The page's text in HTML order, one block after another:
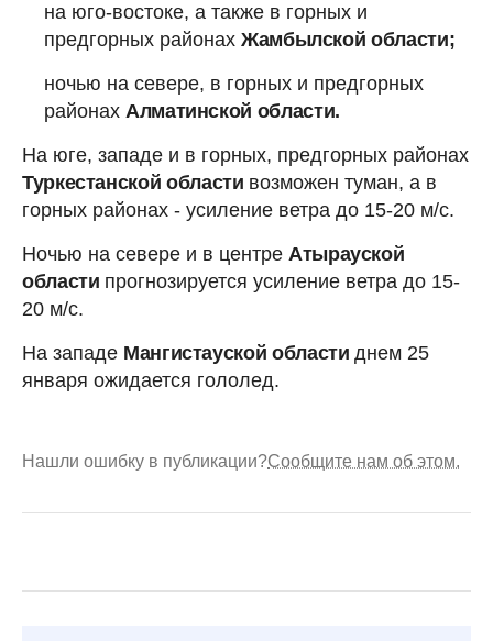
на юго-востоке, а также в горных и
предгорных районах Жамбылской области;
ночью на севере, в горных и предгорных
районах Алматинской области.
На юге, западе и в горных, предгорных районах
Туркестанской области возможен туман, а в
горных районах - усиление ветра до 15-20 м/с.
Ночью на севере и в центре Атырауской
области прогнозируется усиление ветра до 15-
20 м/с.
На западе Мангистауской области днем 25
января ожидается гололед.
Нашли ошибку в публикации?Сообщите нам об этом.